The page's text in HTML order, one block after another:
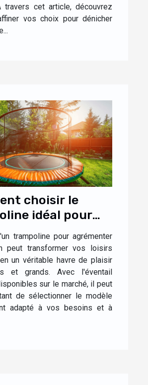
travers cet article, découvrez
vos choix pour dénicher
choisir le
idéal pour
trampoline pour agrémenter
peut transformer vos loisirs
un véritable havre de plaisir
et grands. Avec l'éventail
sur le marché, il peut
de sélectionner le modèle
adapté à vos besoins et à